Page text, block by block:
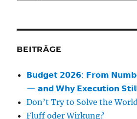
BEITRÄGE
𝗕𝘂𝗱𝗴𝗲𝘁 𝟮𝟬𝟮𝟲: 𝗙𝗿𝗼𝗺
— 𝗮𝗻𝗱 𝗪𝗵𝘆 𝗘𝘅𝗲𝗰𝘂𝘁𝗶𝗼𝗻 𝗦𝘁𝗶𝗹𝗹
Don’t Try to Solve the
Fluff oder Wirkung?